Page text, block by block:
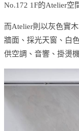
No.172 1F的Atelier空
而Atelier則以灰色實
牆面、採光天窗、白
供空調、音響、掛燙